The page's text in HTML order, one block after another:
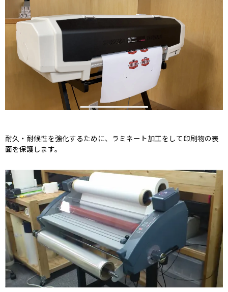
耐久・耐候性を強化するために、ラミネート加工をして印刷物の表
面を保護します。